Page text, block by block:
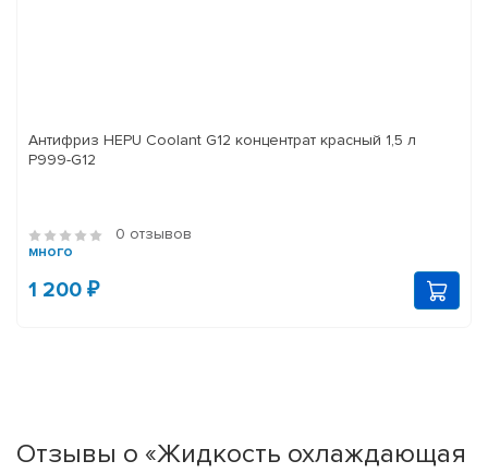
Антифриз HEPU Coolant G12 концентрат красный 1,5 л
P999-G12
0 отзывов
много
1 200 ₽
Отзывы о «Жидкость охлаждающая